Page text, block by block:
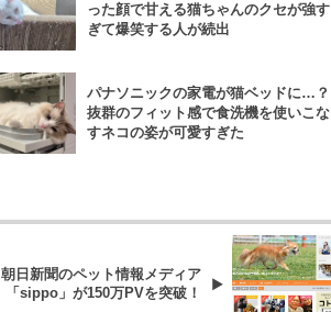
った顔で甘える猫ちゃんのクセが強す
ぎて爆笑する人が続出
パナソニックの家電が猫ベッドに…？
抜群のフィット感で食洗機を使いこな
すネコの姿が可愛すぎた
朝日新聞のペット情報メディア
「sippo」が150万PVを突破！